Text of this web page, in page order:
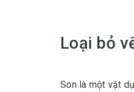
Loại bỏ
Son là một vật